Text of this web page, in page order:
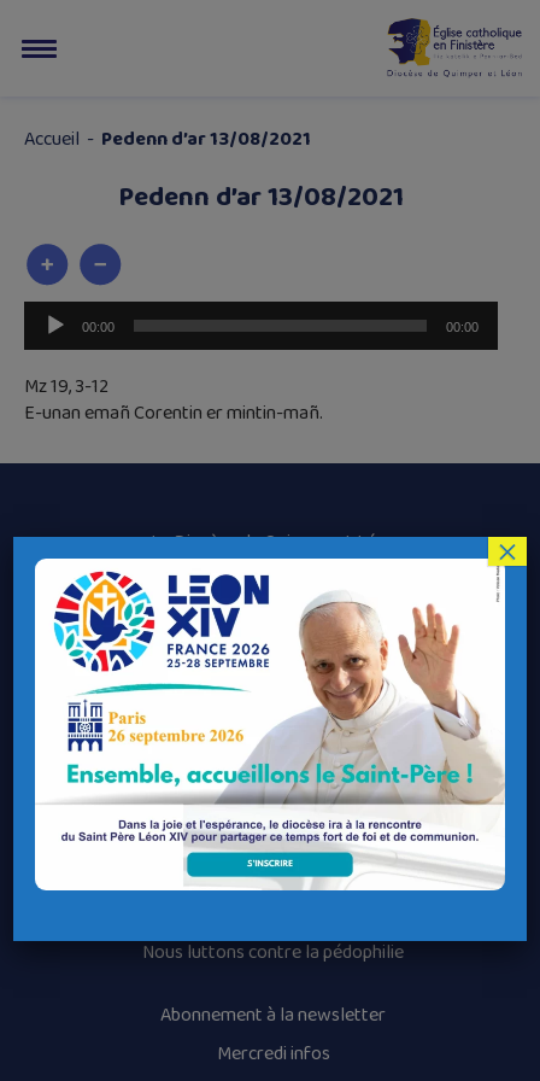
Accueil - Pedenn d’ar 13/08/2021
Pedenn d’ar 13/08/2021
Lecteur
audio
00:00 00:00
Mz 19, 3-12
E-unan emañ Corentin er mintin-mañ.
Le Diocèse de Quimper et Léon
Contacter le Diocèse
Contacter ma Paroisse
Contacter un service
Contacter une permanence
Recrutement
Horaires des messes
Nos paroisses
Les services diocésains
Nous luttons contre la pédophilie
Abonnement à la newsletter
Mercredi infos
×